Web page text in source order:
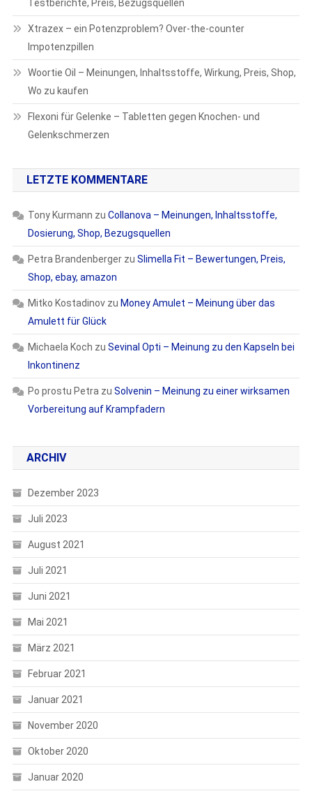
Testberichte, Preis, Bezugsquellen
Xtrazex – ein Potenzproblem? Over-the-counter
Impotenzpillen
Woortie Oil – Meinungen, Inhaltsstoffe, Wirkung, Preis, Shop,
Wo zu kaufen
Flexoni für Gelenke – Tabletten gegen Knochen- und
Gelenkschmerzen
LETZTE KOMMENTARE
Tony Kurmann zu Collanova – Meinungen, Inhaltsstoffe,
Dosierung, Shop, Bezugsquellen
Petra Brandenbergerzu Slimella Fit – Bewertungen, Preis,
Shop, ebay, amazon
Mitko Kostadinovzu Money Amulet – Meinung über das
Amulett für Glück
Michaela Koch zu Sevinal Opti – Meinung zu den Kapseln bei
Inkontinenz
Po prostu Petra zu Solvenin – Meinung zu einer wirksamen
Vorbereitung auf Krampfadern
ARCHIV
Dezember 2023
Juli 2023
August 2021
Juli 2021
Juni 2021
Mai 2021
März 2021
Februar 2021
Januar 2021
November 2020
Oktober 2020
Januar 2020